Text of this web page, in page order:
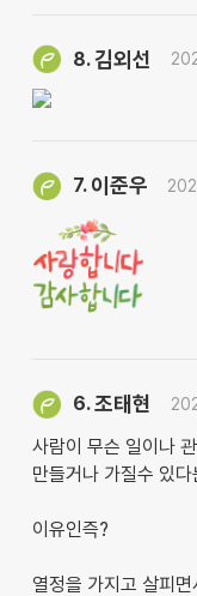
8.김외선
7. 이준우
6.조태현
사람이 무슨 일이나
만들거나 가질수 있
이유인즉?
열정을 가지고 살피